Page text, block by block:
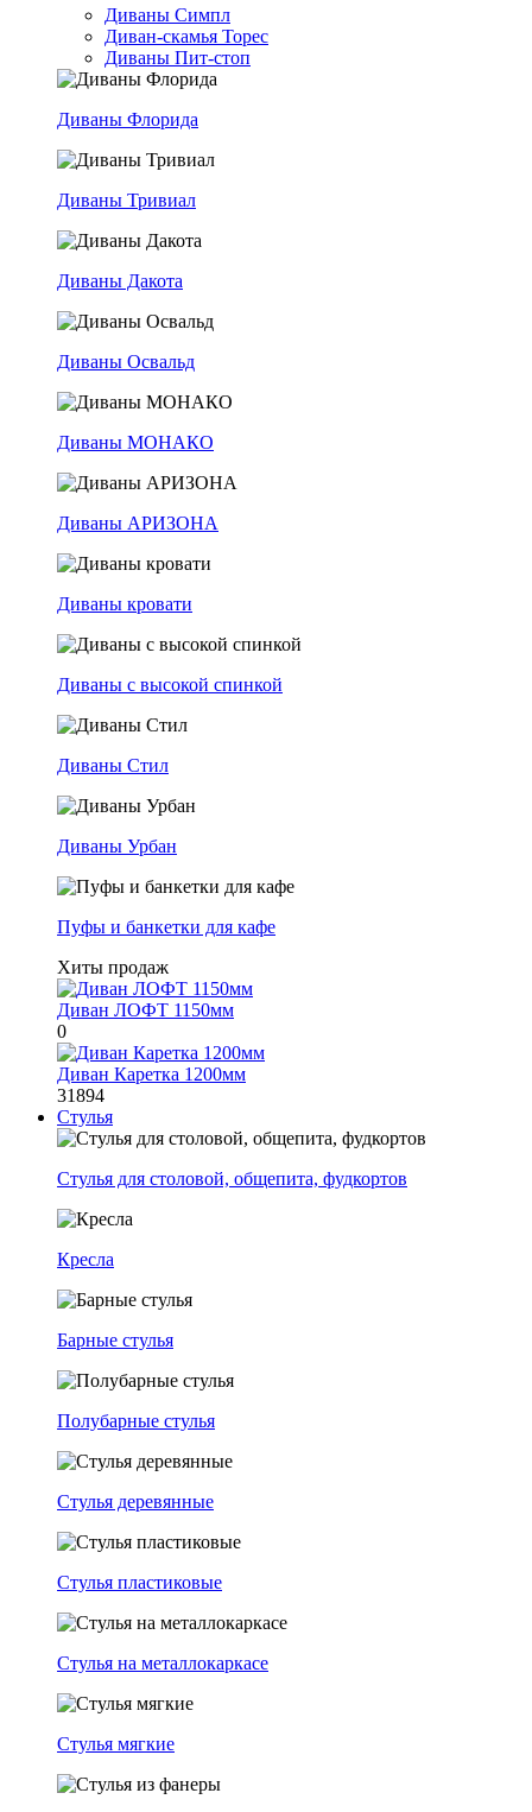
Диваны Симпл
Диван-скамья Торес
Диваны Пит-стоп
Диваны Флорида
Диваны Тривиал
Диваны Дакота
Диваны Освальд
Диваны МОНАКО
Диваны АРИЗОНА
Диваны кровати
Диваны с высокой спинкой
Диваны Стил
Диваны Урбан
Пуфы и банкетки для кафе
Хиты продаж
Диван ЛОФТ 1150мм
0
Диван Каретка 1200мм
31894
Стулья
Стулья для столовой, общепита, фудкортов
Кресла
Барные стулья
Полубарные стулья
Стулья деревянные
Стулья пластиковые
Стулья на металлокаркасе
Стулья мягкие